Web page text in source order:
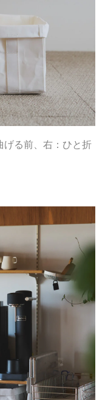
る前、右：ひと折